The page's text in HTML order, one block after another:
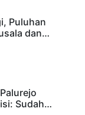
Puluhan
dan…
Sudah…